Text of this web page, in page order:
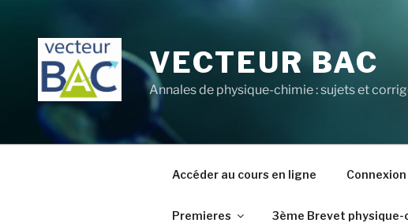
contenu
principal
VECTEUR BAC
Annales de physique-chimie : sujets et
Accéder au cours en ligne Connexion
Premieres 3ème Brevet physique-